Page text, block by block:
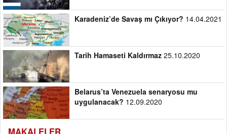
Karadeniz’de Savaş mı Çıkıyor? 14.04.2021
Tarih Hamaseti Kaldırmaz25.10.2020
Belarus’ta Venezuela senaryosu mu
uygulanacak? 12.09.2020
MAKALELER